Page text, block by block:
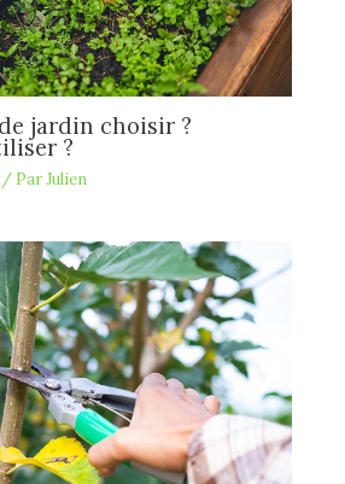
jardin choisir ?
?
ParJulien